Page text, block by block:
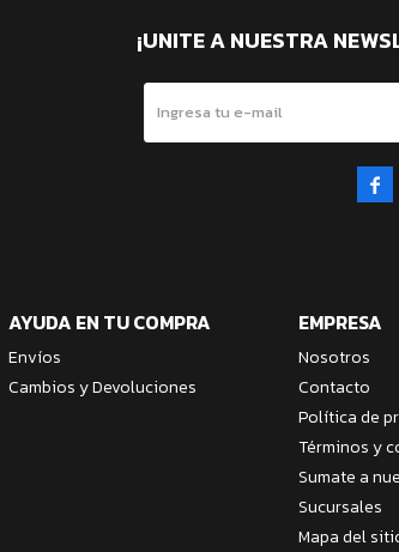
AYUDA EN TU COMPRA
Envíos
Cambios y Devoluciones
EMPRESA
Nosotros
Contacto
Política de
Términos y
Sumate a
Sucursales
Mapa del
¡UNITE A NUESTRA
